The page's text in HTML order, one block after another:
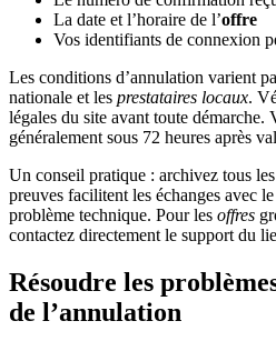
La date et l’horaire de l’offre
Vos identifiants de connexion
Les conditions d’annulation varient
nationale et les prestataires locaux.
légales du site avant toute démarche.
généralement sous 72 heures après
Un conseil pratique : archivez tous
preuves facilitent les échanges avec le
problème technique. Pour les offres
contactez directement le support du
Résoudre les
de l’annulation